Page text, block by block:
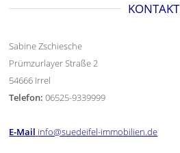
KONTAKT
Sabine Zschiesche
Prümzurlayer Straße 2
54666 Irrel
Telefon: 06525-9339999
E-Mail info@suedeifel-immobilien.de